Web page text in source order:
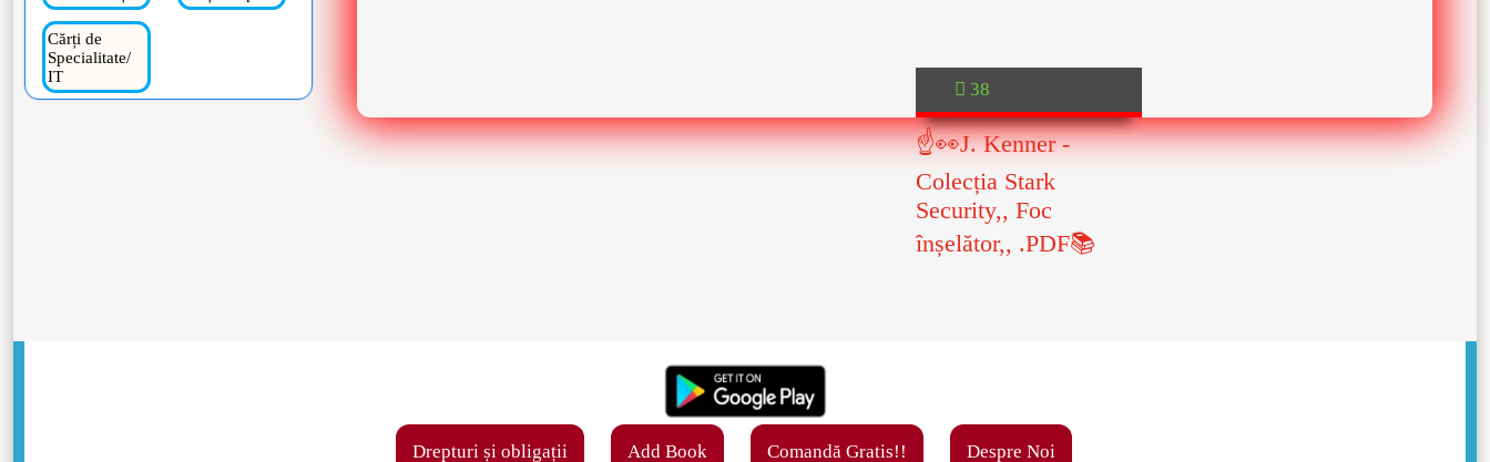
38
☝👀J. Kenner -
Colecția Stark
Security,, Foc
înșelător,, .PDF📚
Cărți de
Specialitate/
IT
Drepturi și obligații Add Book Comandă Gratis!! Despre Noi